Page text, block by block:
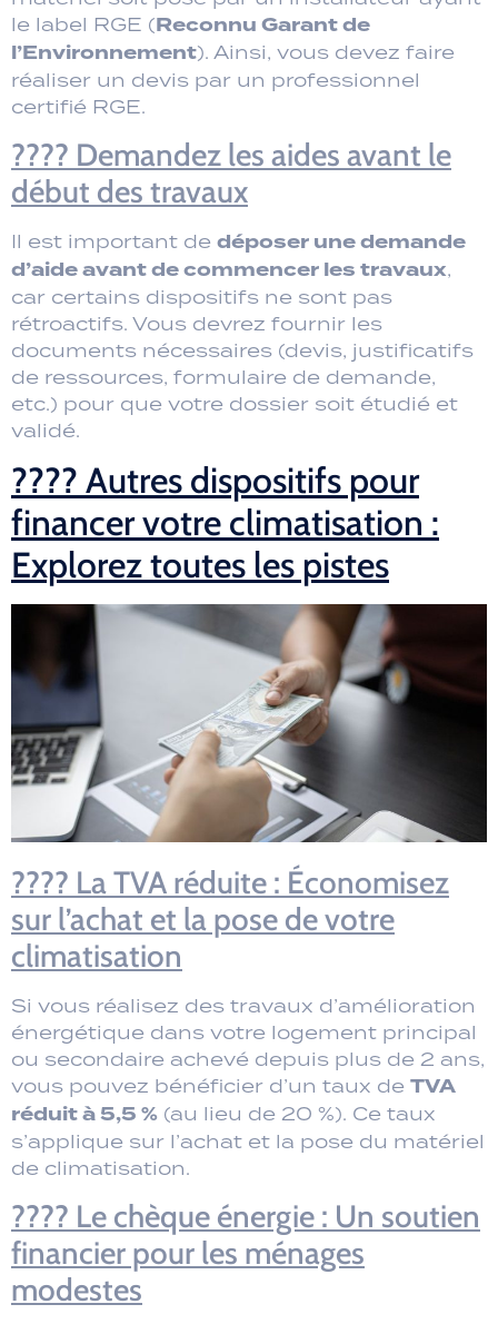
le label RGE (Reconnu Garant de
l’Environnement). Ainsi, vous devez faire
réaliser un devis par un professionnel
certifié RGE.
???? Demandez les aides avant le
début des travaux
Il est important de déposer une demande
d’aide avant de commencer les travaux,
car certains dispositifs ne sont pas
rétroactifs. Vous devrez fournir les
documents nécessaires (devis, justificatifs
de ressources, formulaire de demande,
etc.) pour que votre dossier soit étudié et
validé.
???? Autres dispositifs pour
financer votre climatisation :
Explorez toutes les pistes
???? La TVA réduite : Économisez
sur l’achat et la pose de votre
climatisation
Si vous réalisez des travaux d’amélioration
énergétique dans votre logement principal
ou secondaire achevé depuis plus de 2 ans,
vous pouvez bénéficier d’un taux de TVA
réduit à 5,5 % (au lieu de 20 %). Ce taux
s’applique sur l’achat et la pose du matériel
de climatisation.
???? Le chèque énergie : Un soutien
financier pour les ménages
modestes